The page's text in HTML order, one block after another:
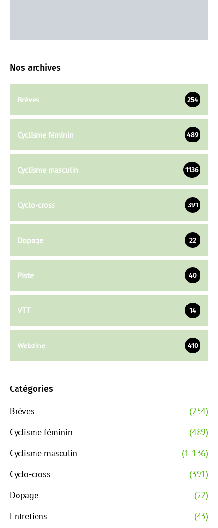
Nos archives
Brèves 254
Cyclisme féminin 489
Cyclisme masculin 1136
Cyclo-cross 391
Dopage 22
Piste 40
VTT 14
Webzine 410
Catégories
Brèves
(254)
Cyclisme féminin
(489)
Cyclisme masculin
(1 136)
Cyclo-cross
(391)
Dopage
(22)
Entretiens
(43)